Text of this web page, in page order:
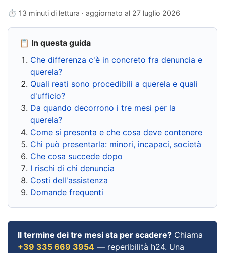
⏱ 13 minuti di lettura · aggiornato al 27 luglio 2026
📋 In questa guida
Che differenza c'è in concreto fra denuncia e
querela?
Quali reati sono procedibili a querela e quali
d'ufficio?
Da quando decorrono i tre mesi per la
querela?
Come si presenta e che cosa deve contenere
Chi può presentarla: minori, incapaci, società
Che cosa succede dopo
I rischi di chi denuncia
Costi dell'assistenza
Domande frequenti
Il termine dei tre mesi sta per scadere? Chiama
+39 335 669 3954 — reperibilità h24. Una